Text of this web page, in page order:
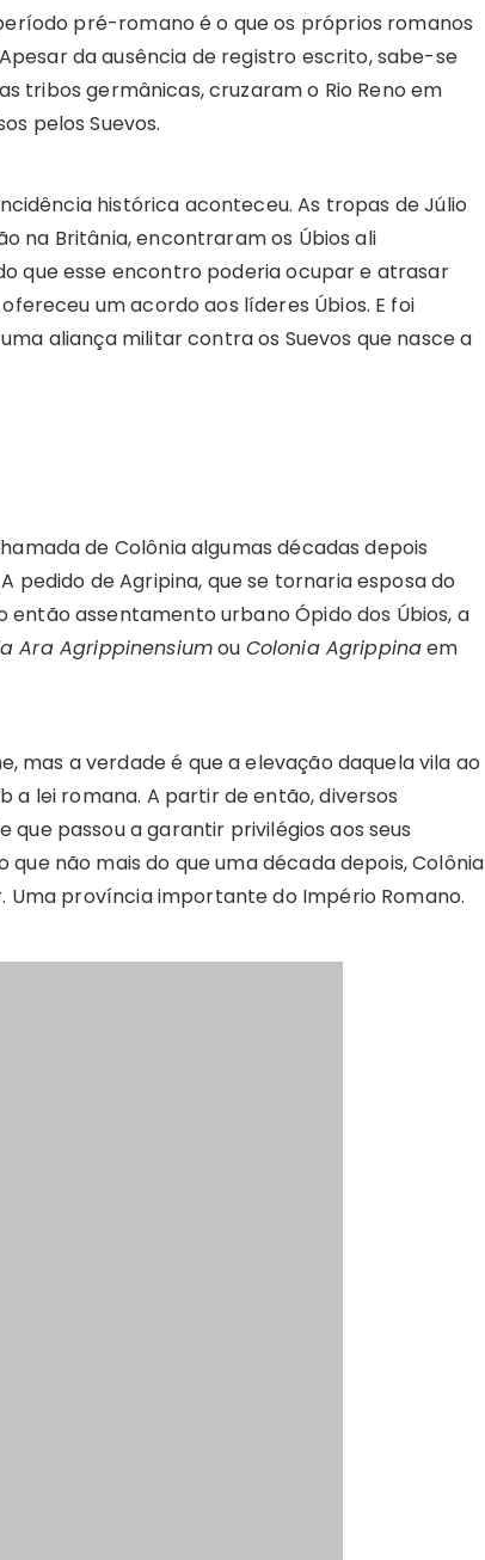
pré-romano é o que os próprios romanos
da ausência de registro escrito, sabe-se
tribos germânicas, cruzaram o Rio Reno em
pelos Suevos.
histórica aconteceu. As tropas de Júlio
na Britânia, encontraram os Úbios ali
que esse encontro poderia ocupar e atrasar
um acordo aos líderes Úbios. E foi
aliança militar contra os Suevos que nasce a
de Colônia algumas décadas depois
pedido de Agripina, que se tornaria esposa do
assentamento urbano Ópido dos Úbios, a
Ara Agrippinensiumou Colonia Agrippinaem
mas a verdade é que a elevação daquela vila ao
lei romana. A partir de então, diversos
passou a garantir privilégios aos seus
não mais do que uma década depois, Colônia
Uma província importante do Império Romano.